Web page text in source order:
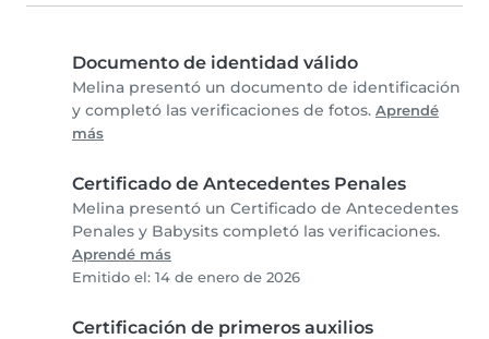
Documento de identidad válido
Melina presentó un documento de identificación
y completó las verificaciones de fotos. Aprendé
más
Certificado de Antecedentes Penales
Melina presentó un Certificado de Antecedentes
Penales y Babysits completó las verificaciones.
Aprendé más
Emitido el: 14 de enero de 2026
Certificación de primeros auxilios